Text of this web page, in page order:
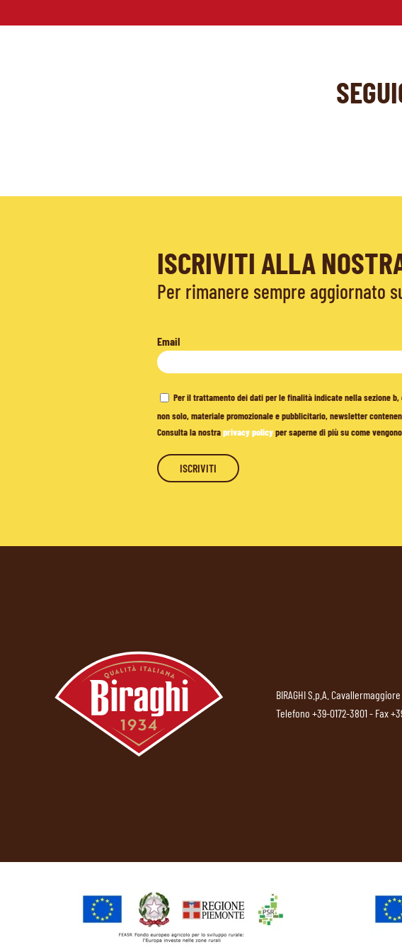
ISCRIVITI ALLA
Per rimanere sempre aggiornato
Email
Per il trattamento dei dati per le finalità indicate nella sezione
non solo, materiale promozionale e pubblicitario, newsletter
Consulta la nostraprivacy policyper saperne di più su come
BIRAGHI S.p.A.
Telefono +39-0172-3801- Fax